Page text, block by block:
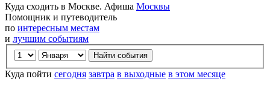
Куда сходить в Москве. Афиша Москвы
Помощник и путеводитель
по интересным местам
и лучшим событиям
Куда пойти сегодня завтра в выходные в этом месяце